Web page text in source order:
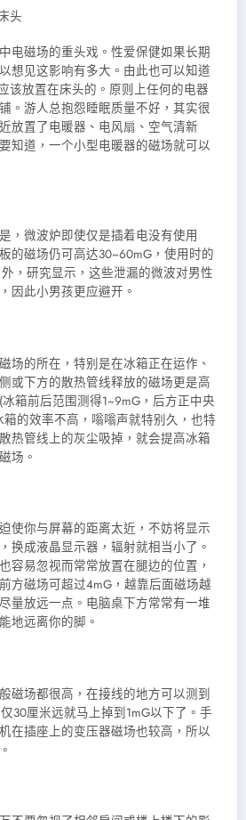
头
电磁场的重头戏。性爱保健如果长期
想见这影响有多大。由此也可以知道
该放置在床头的。原则上任何的电器
。游人总抱怨睡眠质量不好，其实很
放置了电暖器、电风扇、空气清新
知道，一个小型电暖器的磁场就可以
，微波炉即使仅是插着电没有使用
的磁场仍可高达30~60mG，使用时的
，研究显示，这些泄漏的微波对男性
因此小男孩更应避开。
场的所在，特别是在冰箱正在运作、
或下方的散热管线释放的磁场更是高
箱前后范围测得1~9mG，后方正中央
的效率不高，嗡嗡声就特别久，也特
热管线上的灰尘吸掉，就会提高冰箱
场。
使你与屏幕的距离太近，不妨将显示
换成液晶显示器，辐射就相当小了。
容易忽视而常常放置在腿边的位置，
方磁场可超过4mG，越靠后面磁场越
量放远一点。电脑桌下方常常有一堆
地远离你的脚。
磁场都很高，在接线的地方可以测到
30厘米远就马上掉到1mG以下了。手
在插座上的变压器磁场也较高，所以